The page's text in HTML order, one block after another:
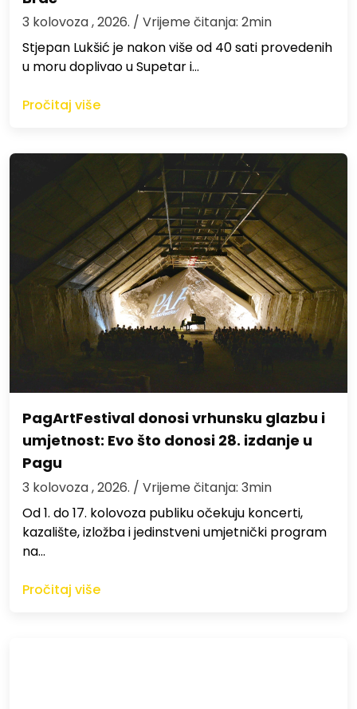
3 kolovoza , 2026. / Vrijeme čitanja: 2min
St​jepan Lukšić je nakon više od 40 sati provedenih
u moru doplivao u Supetar i…
Pročitaj više
PagArtFestival donosi vrhunsku glazbu i
umjetnost: Evo što donosi 28. izdanje u
Pagu
3 kolovoza , 2026. / Vrijeme čitanja: 3min
Od 1. do 17. kolovoza publiku očekuju koncerti,
kazalište, izložba i jedinstveni umjetnički program
na…
Pročitaj više